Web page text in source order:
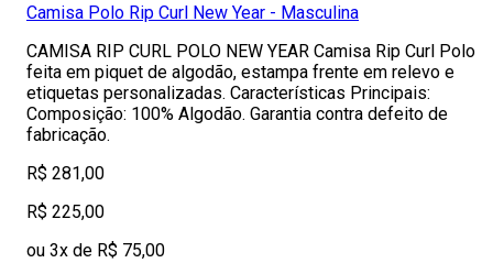
Camisa Polo Rip Curl New Year - Masculina
CAMISA RIP CURL POLO NEW YEAR Camisa Rip Curl Polo
feita em piquet de algodão, estampa frente em relevo e
etiquetas personalizadas. Características Principais:
Composição: 100% Algodão. Garantia contra defeito de
fabricação.
R$ 281,00
R$ 225,00
ou 3x de R$ 75,00